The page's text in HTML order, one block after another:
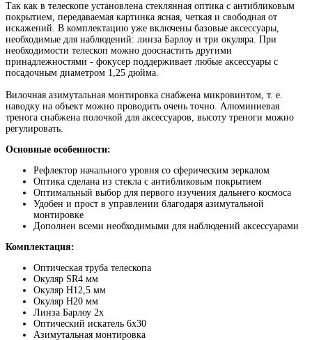
Так как в телескопе установлена стеклянная оптика с антибликовым
покрытием, передаваемая картинка ясная, четкая и свободная от
искажений. В комплектацию уже включены базовые аксессуары,
необходимые для наблюдений: линза Барлоу и три окуляра. При
необходимости телескоп можно дооснастить другими
принадлежностями - фокусер поддерживает любые аксессуары с
посадочным диаметром 1,25 дюйма.
Вилочная азимутальная монтировка снабжена микровинтом, т. е.
наводку на объект можно проводить очень точно. Алюминиевая
тренога снабжена полочкой для аксессуаров, высоту треноги можно
регулировать.
Основные особенности:
Рефлектор начального уровня со сферическим зеркалом
Оптика сделана из стекла с антибликовым покрытием
Оптимальный выбор для первого изучения дальнего космоса
Удобен и прост в управлении благодаря азимутальной
монтировке
Дополнен всеми необходимыми для наблюдений аксессуарами
Комплектация:
Оптическая труба телескопа
Окуляр SR4 мм
Окуляр H12,5 мм
Окуляр H20 мм
Линза Барлоу 2х
Оптический искатель 6х30
Азимутальная монтировка